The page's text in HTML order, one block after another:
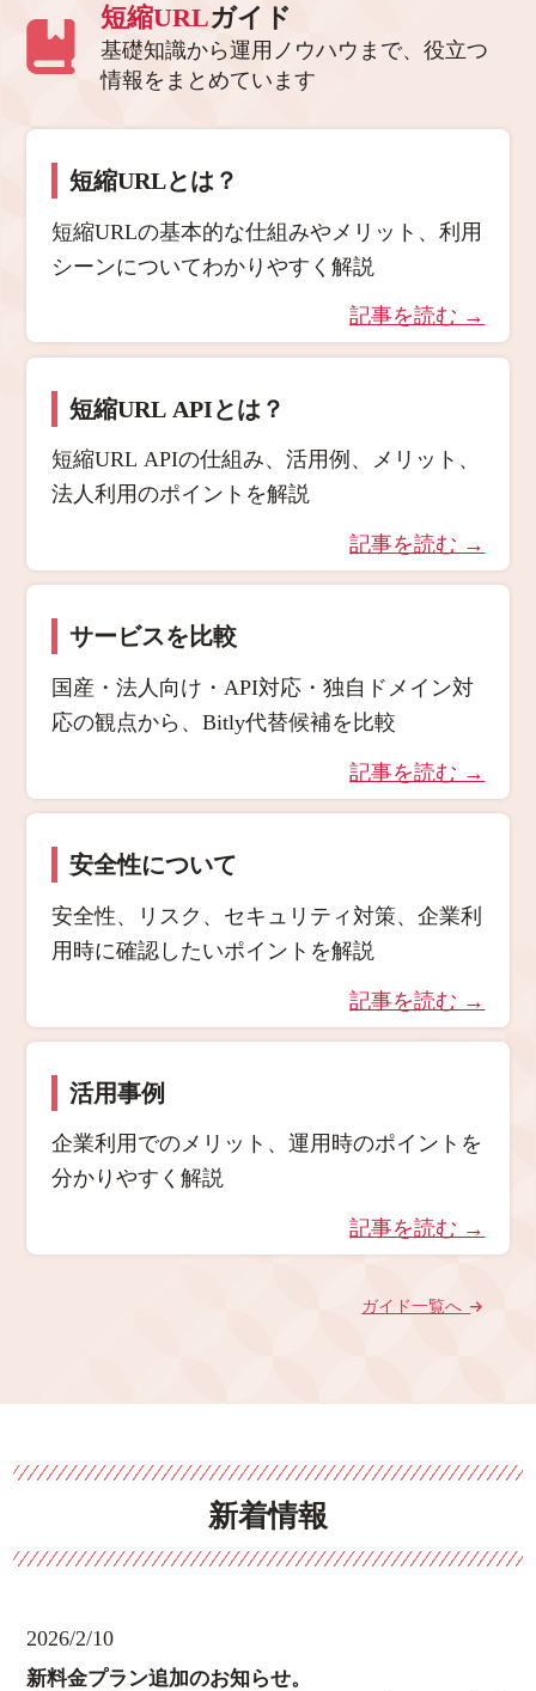
短縮URLガイド
基礎知識から運用ノウハウまで、役立つ
情報をまとめています
短縮URLとは？
短縮URLの基本的な仕組みやメリット、利用
シーンについてわかりやすく解説
記事を読む →
短縮URL APIとは？
短縮URL APIの仕組み、活用例、メリット、
法人利用のポイントを解説
記事を読む →
サービスを比較
国産・法人向け・API対応・独自ドメイン対
応の観点から、Bitly代替候補を比較
記事を読む →
安全性について
安全性、リスク、セキュリティ対策、企業利
用時に確認したいポイントを解説
記事を読む →
活用事例
企業利用でのメリット、運用時のポイントを
分かりやすく解説
記事を読む →
ガイド一覧へ
新着情報
2026/2/10
新料金プラン追加のお知らせ。